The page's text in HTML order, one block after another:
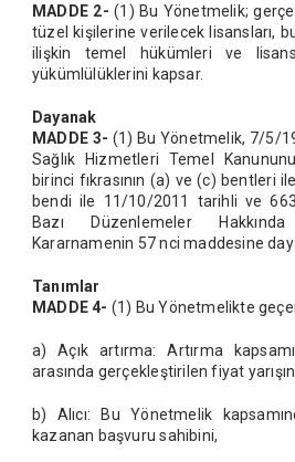
MADDE 2- (1) Bu Yönetmelik;
tüzel kişilerine verilecek lisansları,
ilişkin temel hükümleri ve
yükümlülüklerini kapsar.
Dayanak
MADDE 3- (1) Bu Yönetmelik, 7/5/
Sağlık Hizmetleri Temel
birinci fıkrasının (a) ve (c) bentleri
bendi ile 11/10/2011 tarihli ve 663
Bazı Düzenlemeler
Kararnamenin 57 nci maddesine
Tanımlar
MADDE 4- (1) Bu Yönetmelikte
a) Açık artırma: Artırma
arasında gerçekleştirilen fiyat
b) Alıcı: Bu Yönetmelik
kazanan başvuru sahibini,